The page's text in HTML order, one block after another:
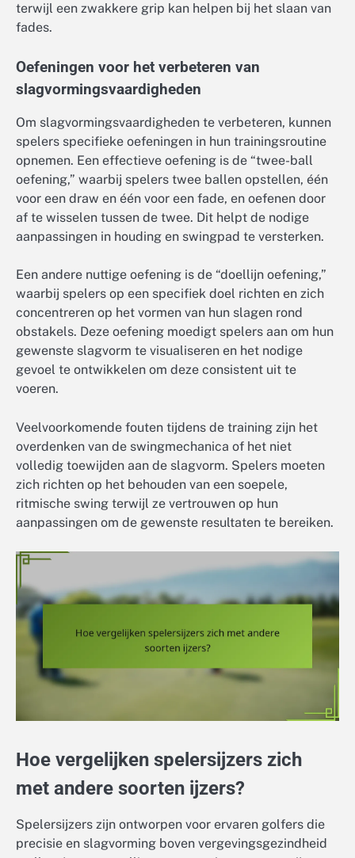
terwijl een zwakkere grip kan helpen bij het slaan van
fades.
Oefeningen voor het verbeteren van
slagvormingsvaardigheden
Om slagvormingsvaardigheden te verbeteren, kunnen
spelers specifieke oefeningen in hun trainingsroutine
opnemen. Een effectieve oefening is de “twee-ball
oefening,” waarbij spelers twee ballen opstellen, één
voor een draw en één voor een fade, en oefenen door
af te wisselen tussen de twee. Dit helpt de nodige
aanpassingen in houding en swingpad te versterken.
Een andere nuttige oefening is de “doellijn oefening,”
waarbij spelers op een specifiek doel richten en zich
concentreren op het vormen van hun slagen rond
obstakels. Deze oefening moedigt spelers aan om hun
gewenste slagvorm te visualiseren en het nodige
gevoel te ontwikkelen om deze consistent uit te
voeren.
Veelvoorkomende fouten tijdens de training zijn het
overdenken van de swingmechanica of het niet
volledig toewijden aan de slagvorm. Spelers moeten
zich richten op het behouden van een soepele,
ritmische swing terwijl ze vertrouwen op hun
aanpassingen om de gewenste resultaten te bereiken.
Hoe vergelijken spelersijzers zich
met andere soorten ijzers?
Spelersijzers zijn ontworpen voor ervaren golfers die
precisie en slagvorming boven vergevingsgezindheid